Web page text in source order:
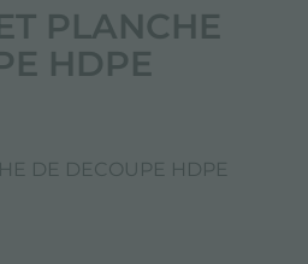
PLANCHE
HDPE
DE DECOUPE HDPE